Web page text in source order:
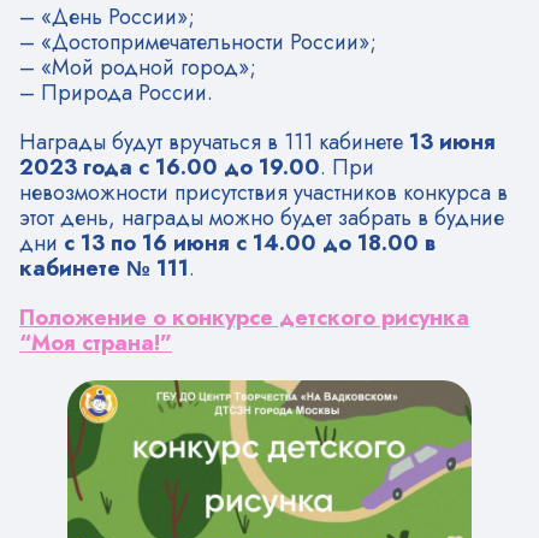
– «День России»;
– «Достопримечательности России»;
– «Мой родной город»;
– Природа России.
Награды будут вручаться в 111 кабинете 13 июня
2023 года с 16.00 до 19.00. При
невозможности присутствия участников конкурса в
этот день, награды можно будет забрать в будние
дни с 13 по 16 июня с 14.00 до 18.00 в
кабинете № 111.
Положение о конкурсе детского рисунка
“Моя страна!”